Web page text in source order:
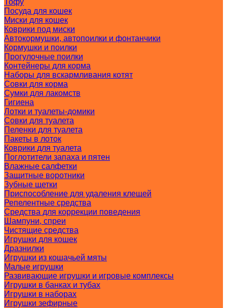
Тофу
Посуда для кошек
Миски для кошек
Коврики под миски
Автокормушки, автопоилки и фонтанчики
Кормушки и поилки
Прогулочные поилки
Контейнеры для корма
Наборы для вскармливания котят
Совки для корма
Сумки для лакомств
Гигиена
Лотки и туалеты-домики
Совки для туалета
Пеленки для туалета
Пакеты в лоток
Коврики для туалета
Поглотители запаха и пятен
Влажные салфетки
Защитные воротники
Зубные щетки
Приспособление для удаления клещей
Репелентные средства
Средства для коррекции поведения
Шампуни, спреи
Чистящие средства
Игрушки для кошек
Дразнилки
Игрушки из кошачьей мяты
Малые игрушки
Развивающие игрушки и игровые комплексы
Игрушки в банках и тубах
Игрушки в наборах
Игрушки зефирные